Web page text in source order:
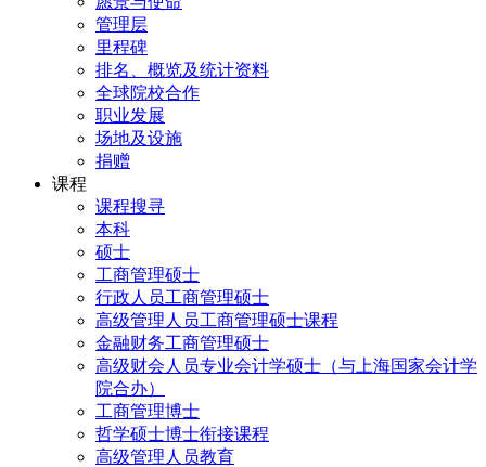
管理层
里程碑
排名、概览及统计资料
全球院校合作
职业发展
场地及设施
捐赠
课程
课程搜寻
本科
硕士
工商管理硕士
行政人员工商管理硕士
高级管理人员工商管理硕士课程
金融财务工商管理硕士
高级财会人员专业会计学硕士（与上海国家会计学
院合办）
工商管理博士
哲学硕士博士衔接课程
高级管理人员教育